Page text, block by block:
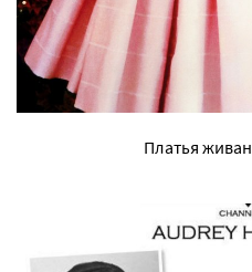
Платья